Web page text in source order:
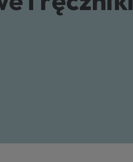
Twoich produktów.